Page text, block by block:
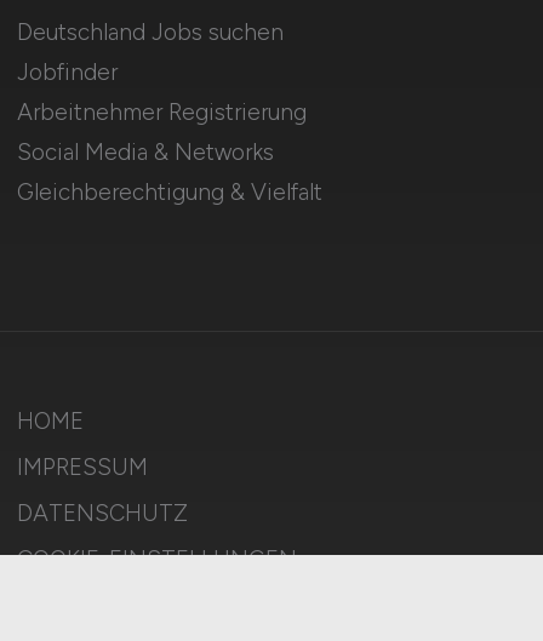
Deutschland Jobs suchen
Jobfinder
Arbeitnehmer Registrierung
Social Media & Networks
Gleichberechtigung & Vielfalt
HOME
IMPRESSUM
DATENSCHUTZ
COOKIE-EINSTELLUNGEN